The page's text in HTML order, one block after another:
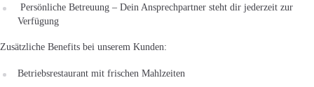
Persönliche Betreuung – Dein Ansprechpartner steht dir jederzeit zur
Verfügung
Zusätzliche Benefits bei unserem Kunden:
Betriebsrestaurant mit frischen Mahlzeiten